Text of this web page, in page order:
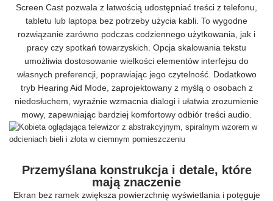
Screen Cast pozwala z łatwością udostępniać treści z telefonu,
tabletu lub laptopa bez potrzeby użycia kabli. To wygodne
rozwiązanie zarówno podczas codziennego użytkowania, jak i
pracy czy spotkań towarzyskich. Opcja skalowania tekstu
umożliwia dostosowanie wielkości elementów interfejsu do
własnych preferencji, poprawiając jego czytelność. Dodatkowo
tryb Hearing Aid Mode, zaprojektowany z myślą o osobach z
niedosłuchem, wyraźnie wzmacnia dialogi i ułatwia zrozumienie
mowy, zapewniając bardziej komfortowy odbiór treści audio.
Przemyślana konstrukcja i detale, które
mają znaczenie
Ekran bez ramek zwiększa powierzchnię wyświetlania i potęguje